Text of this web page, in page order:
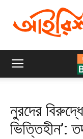
নুরদের
ভিত্তিহীন’: